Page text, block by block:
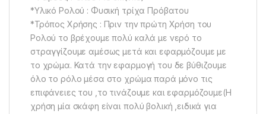
*Υλικό Ρολού : Φυσική τρίχα Πρόβατου
*Τρόπος Χρήσης : Πριν την πρώτη Χρήση του
Ρολού το βρέχουμε πολύ καλά με νερό το
στραγγίζουμε αμέσως μετά και εφαρμόζουμε με
το χρώμα. Κατά την εφαρμογή του δε βύθιζουμε
όλο το ρόλο μέσα στο χρώμα παρά μόνο τις
επιφάνειες του ,το τινάζουμε και εφαρμόζουμε(Η
χρήση μία σκάφη είναι πολύ βολική ,ειδικά για